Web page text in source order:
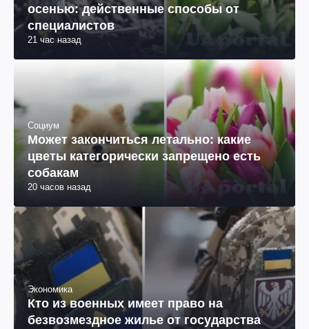
осенью: действенные способы от
специалистов
21 час назад
Социум
Может закончиться летально: какие
цветы категорически запрещено есть
собакам
20 часов назад
Экономика
Кто из военных имеет право на
безвозмездное жилье от государства